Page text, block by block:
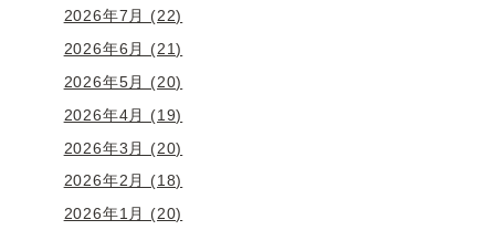
2026年7月 (22)
2026年6月 (21)
2026年5月 (20)
2026年4月 (19)
2026年3月 (20)
2026年2月 (18)
2026年1月 (20)